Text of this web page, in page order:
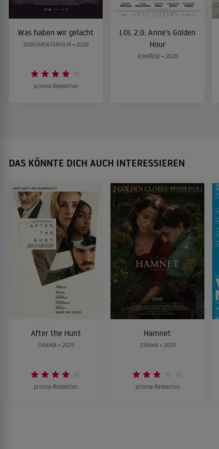
Was haben wir gelacht
DOKUMENTARFILM • 2026
prisma-Redaktion
LOL 2.0: Anne’s Golden
Hour
KOMÖDIE • 2026
DAS KÖNNTE DICH AUCH INTERESSIEREN
After the Hunt
DRAMA • 2025
prisma-Redaktion
Hamnet
DRAMA • 2025
prisma-Redaktion